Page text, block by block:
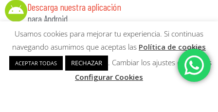
Descarga nuestra aplicación
para Android
Copyright © 2026 Formación Continuada Logoss | Diseño weby
Usamos cookies para mejorar tu experiencia. Si continuas
navegando asumimos que aceptas las Política de cookies
ACEPTAR TODAS RECHAZAR
. Cambiar los ajustes de cookies
Configurar Cookies